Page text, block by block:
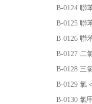
B-0124 聯
B-0125 聯
B-0126 聯
B-0127 二
B-0128 三
B-0129 氯
B-0130 氯